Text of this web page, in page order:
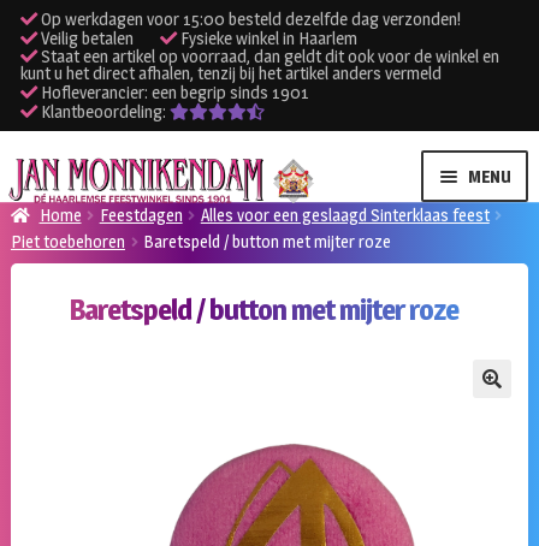
Op werkdagen voor 15:00 besteld dezelfde dag verzonden!
Veilig betalen
Fysieke winkel in Haarlem
Staat een artikel op voorraad, dan geldt dit ook voor de winkel en
kunt u het direct afhalen, tenzij bij het artikel anders vermeld
Hofleverancier: een begrip sinds 1901
Klantbeoordeling:
Ga
door
naar
navigatie
Ga
naar
de
inhoud
MENU
Verhuur kleding
Verhuur apparatuur
Home Feestdagen
Alles voor een geslaagd Sinterklaas feest
Piet toebehoren
Baretspeld / button met mijter roze
Baretspeld / button met mijter roze